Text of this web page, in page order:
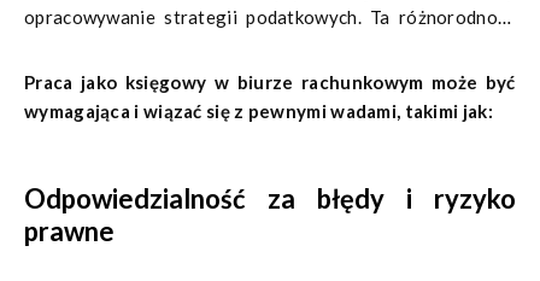
opracowywanie strategii podatkowych. Ta różnorodność
okazję do rozwoju zawodowego. Oczywiście jak w każdym
przypadku, dotyczy to osób, które żywo interesują się tą
Praca jako księgowy w biurze rachunkowym może być
wymagająca i wiązać się z pewnymi wadami, takimi jak:
Odpowiedzialność za błędy i ryzyko
prawne